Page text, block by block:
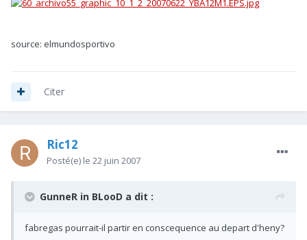
source: elmundosportivo
Citer
Ric12
Posté(e) le 22 juin 2007
GunneR in BLooD a dit :
fabregas pourrait-il partir en conscequence au depart d'heny?